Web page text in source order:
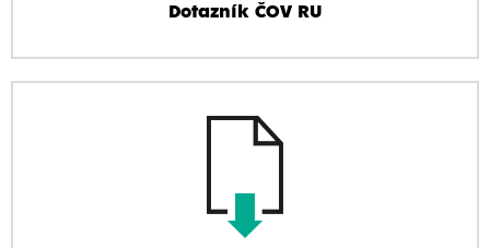
Dotazník ČOV RU